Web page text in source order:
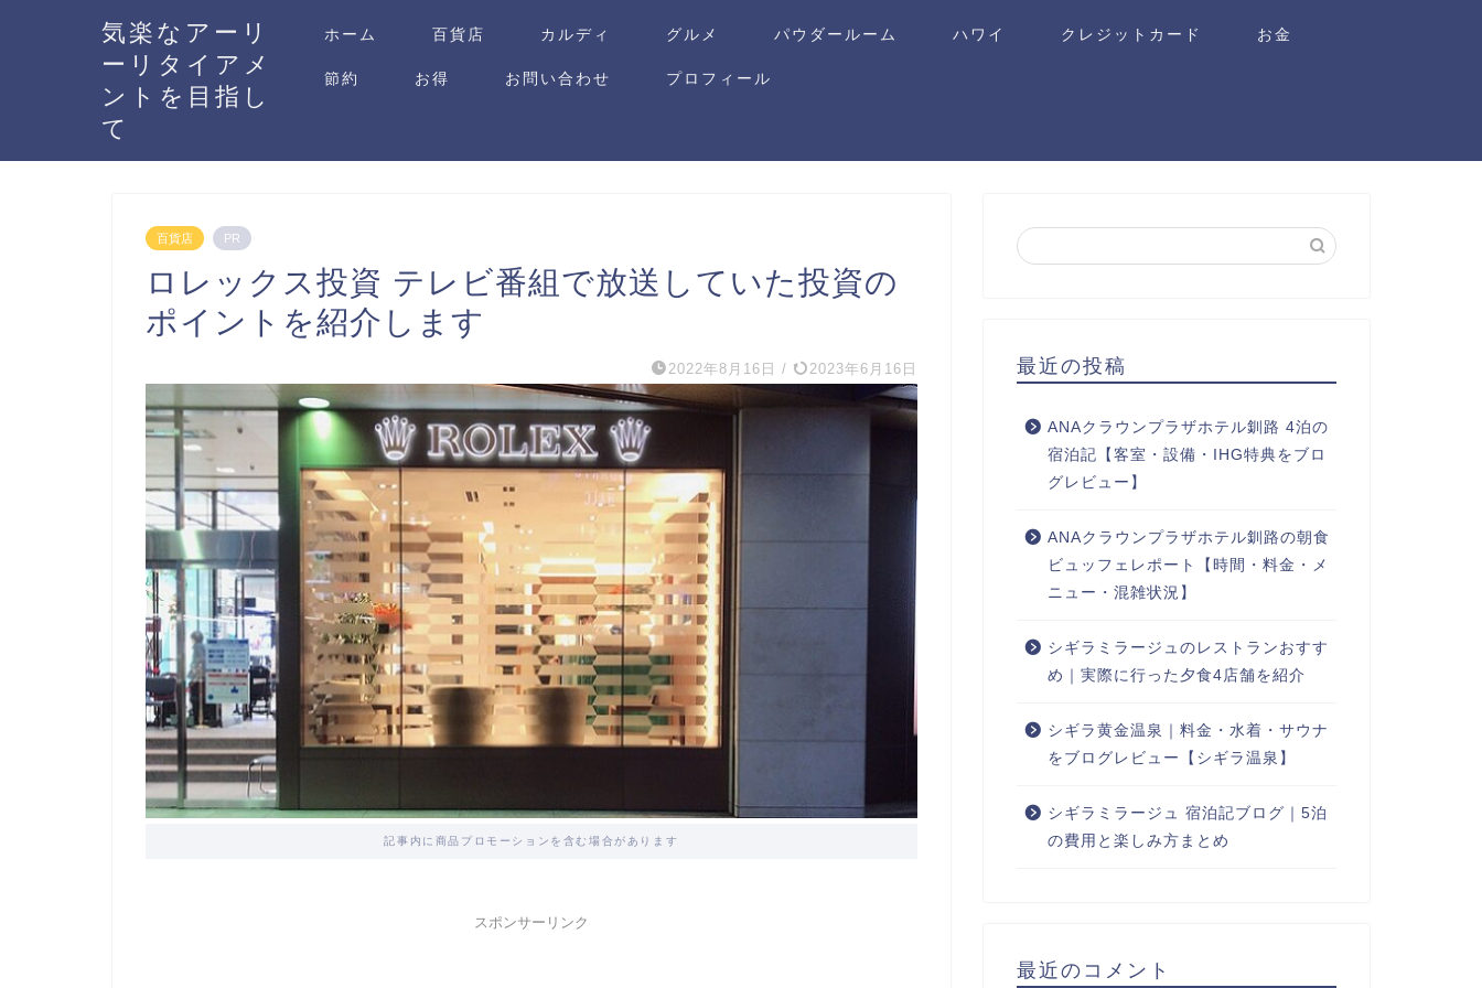
気楽なアーリ
ーリタイアメ
ントを目指し
て
ホーム 百貨店 カルディ グルメ パウダールーム ハワイ クレジットカード お金
節約 お得 お問い合わせ プロフィール
百貨店 PR
ロレックス投資 テレビ番組で放送していた投資の
ポイントを紹介します
2022年8月16日 / 2023年6月16日
記事内に商品プロモーションを含む場合があります
スポンサーリンク
最近の投稿
ANAクラウンプラザホテル釧路 4泊の
宿泊記【客室・設備・IHG特典をブロ
グレビュー】
ANAクラウンプラザホテル釧路の朝食
ビュッフェレポート【時間・料金・メ
ニュー・混雑状況】
シギラミラージュのレストランおすす
め｜実際に行った夕食4店舗を紹介
シギラ黄金温泉｜料金・水着・サウナ
をブログレビュー【シギラ温泉】
シギラミラージュ 宿泊記ブログ｜5泊
の費用と楽しみ方まとめ
最近のコメント